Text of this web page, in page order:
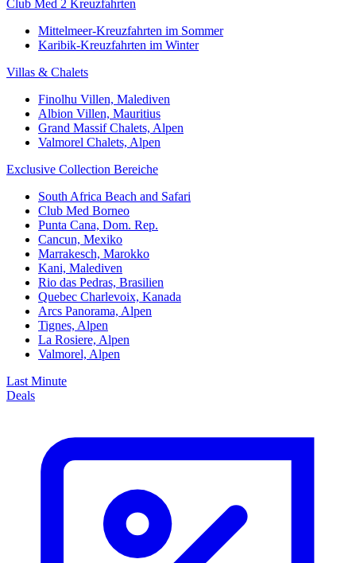
Club Med 2 Kreuzfahrten
Mittelmeer-Kreuzfahrten im Sommer
Karibik-Kreuzfahrten im Winter
Villas & Chalets
Finolhu Villen, Malediven
Albion Villen, Mauritius
Grand Massif Chalets, Alpen
Valmorel Chalets, Alpen
Exclusive Collection Bereiche
South Africa Beach and Safari
Club Med Borneo
Punta Cana, Dom. Rep.
Cancun, Mexiko
Marrakesch, Marokko
Kani, Malediven
Rio das Pedras, Brasilien
Quebec Charlevoix, Kanada
Arcs Panorama, Alpen
Tignes, Alpen
La Rosiere, Alpen
Valmorel, Alpen
Last Minute
Deals